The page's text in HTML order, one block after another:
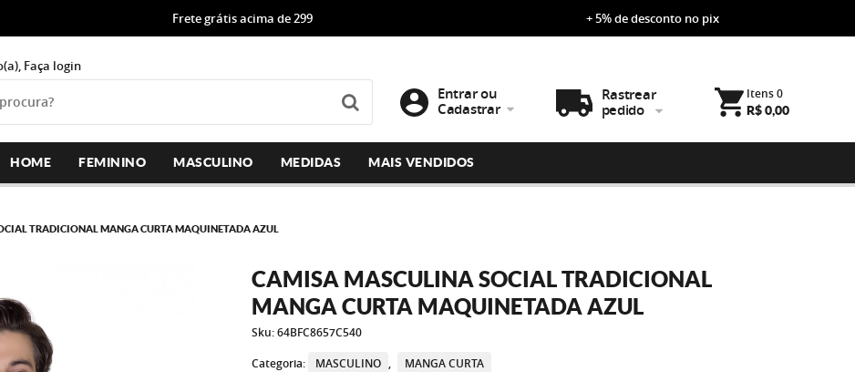
Frete grátis acima de 299 + 5% de desconto no pix
Faça login
Entrar ou
Cadastrar
Rastrear
pedido
Itens0
R$ 0,00
HOME FEMININO MASCULINO MEDIDAS MAIS VENDIDOS
TRADICIONAL MANGA CURTA MAQUINETADA AZUL
CAMISA MASCULINA SOCIAL TRADICIONAL
MANGA CURTA MAQUINETADA AZUL
Sku:64BFC8657C540
Categoria:
MASCULINO
MANGA CURTA